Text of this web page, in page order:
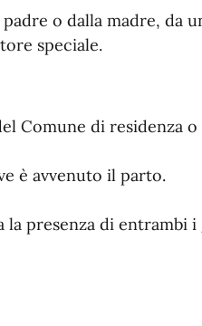
o dalla madre, da
speciale.
Comune di residenza
è avvenuto il parto.
la presenza di entrambi